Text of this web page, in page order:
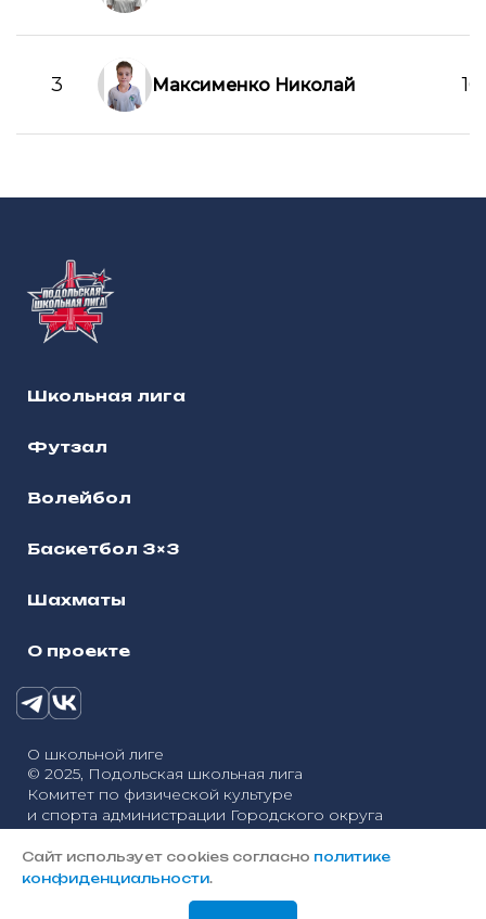
3 Максименко Николай 16
Школьная лига
Футзал
Волейбол
Баскетбол 3×3
Шахматы
О проекте
О школьной лиге
© 2025, Подольская школьная лига
Комитет по физической культуре
и спорта администрации Городского округа
Подольск
Политика конфиденциальности
Разработка сайтов — «Онлайн-Сервис»
Сайт использует cookies согласно политике
конфиденциальности.